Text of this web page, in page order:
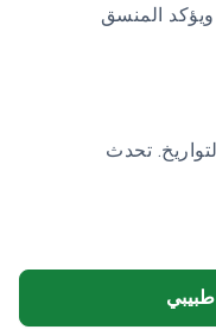
ويؤكد المنسق
تحدث